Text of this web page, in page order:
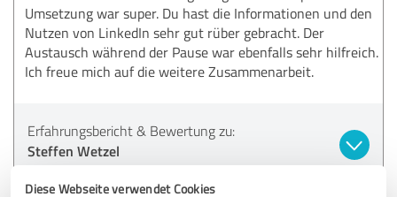
Diese Webseite verwendet Cookies
Umsetzung war super. Du hast die Informationen und den
Nutzen von LinkedIn sehr gut rüber gebracht. Der
Austausch während der Pause war ebenfalls sehr hilfreich.
Ich freue mich auf die weitere Zusammenarbeit.
Erfahrungsbericht & Bewertung zu:
Steffen Wetzel